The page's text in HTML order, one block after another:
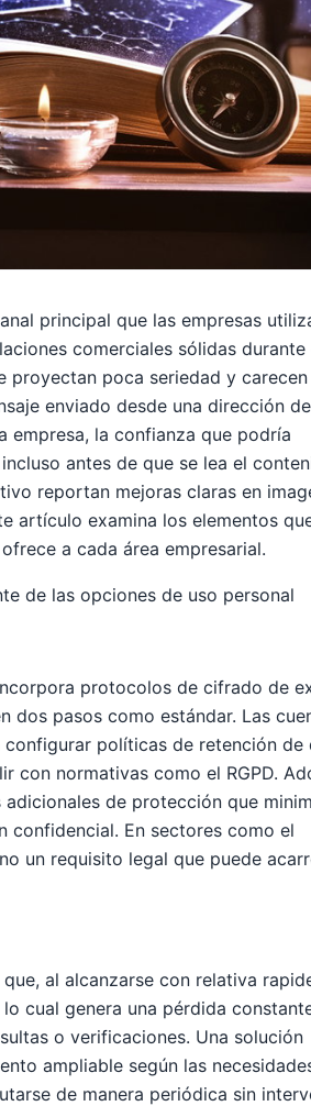
principal que las empresas
comerciales sólidas durante
proyectan poca seriedad y
enviado desde una dirección de
empresa, la confianza que podría
antes de que se lea el
reportan mejoras claras en
artículo examina los elementos
a cada área empresarial.
de las opciones de uso personal
protocolos de cifrado de
dos pasos como estándar. Las
políticas de retención de
con normativas como el RGPD.
de protección que
confidencial. En sectores como el
un requisito legal que puede
al alcanzarse con relativa
cual genera una pérdida
o verificaciones. Una solución
ampliable según las
de manera periódica sin